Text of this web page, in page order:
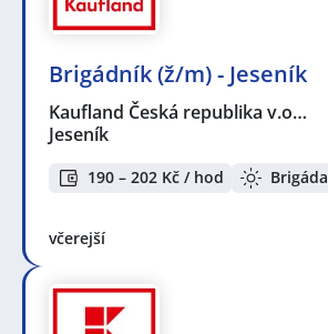
Brigádník (ž/m) - Jeseník
Kaufland Česká republika v.o…
Jeseník
190 – 202 Kč / hod Brigáda
včerejší